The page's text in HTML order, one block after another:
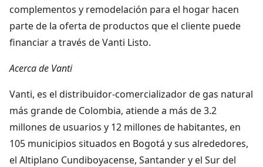
complementos y remodelación para el hogar hacen
parte de la oferta de productos que el cliente puede
financiar a través de Vanti Listo.
Acerca de Vanti
Vanti, es el distribuidor-comercializador de gas natural
más grande de Colombia, atiende a más de 3.2
millones de usuarios y 12 millones de habitantes, en
105 municipios situados en Bogotá y sus alrededores,
el Altiplano Cundiboyacense, Santander y el Sur del